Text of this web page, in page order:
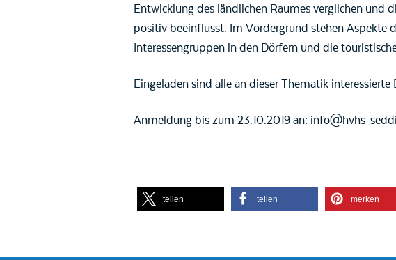
Entwicklung des ländlichen Raumes verglichen und
positiv beeinflusst. Im Vordergrund stehen Aspekte
Interessengruppen in den Dörfern und die
Eingeladen sind alle an dieser Thematik
Anmeldung bis zum 23.10.2019 an: info@hvhs-
teilen teilen merken